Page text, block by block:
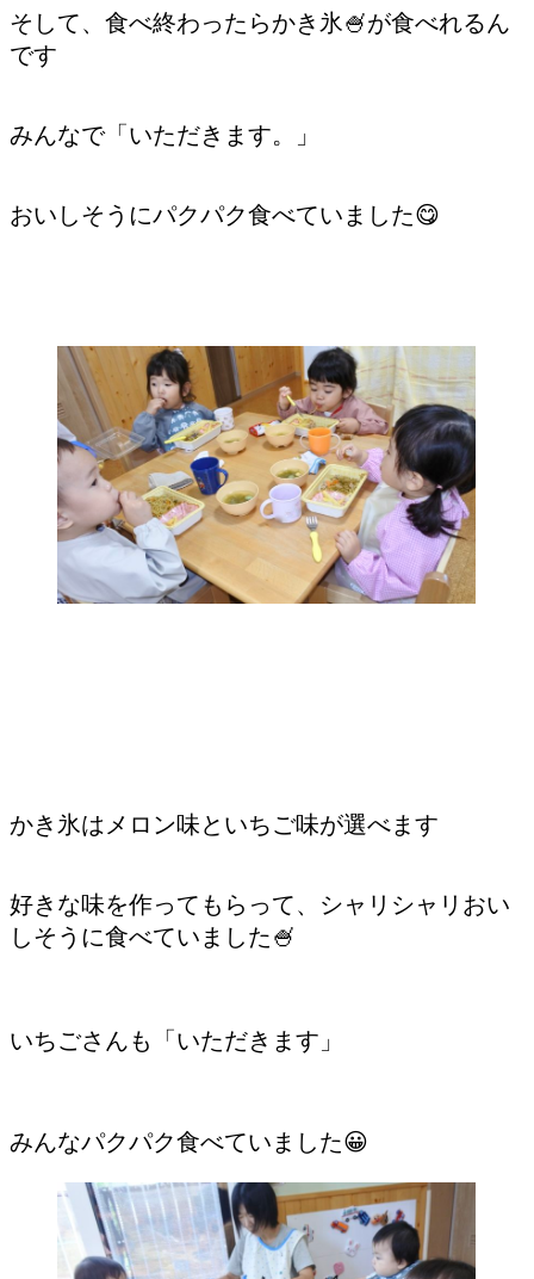
そして、食べ終わったらかき氷🍧が食べれるん
です
みんなで「いただきます。」
おいしそうにパクパク食べていました😋
かき氷はメロン味といちご味が選べます
好きな味を作ってもらって、シャリシャリおい
しそうに食べていました🍧
いちごさんも「いただきます」
みんなパクパク食べていました😀